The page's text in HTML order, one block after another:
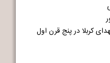
کربلا در پنج قرن اول